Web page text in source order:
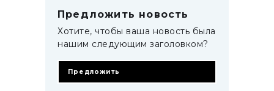
Предложить новость
Хотите, чтобы ваша новость была
нашим следующим заголовком?
Предложить